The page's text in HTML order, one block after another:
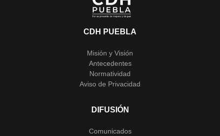
CDH PUEBLA
Misión y Visión
Antecedentes
Normatividad
Aviso de Privacidad
DIFUSIÓN
Comunicados